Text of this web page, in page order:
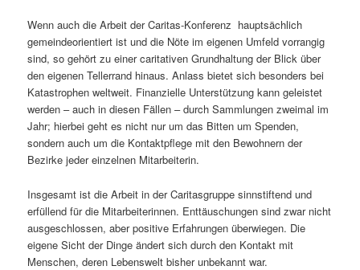
Wenn auch die Arbeit der Caritas-Konferenz hauptsächlich
gemeindeorientiert ist und die Nöte im eigenen Umfeld vorrangig
sind, so gehört zu einer caritativen Grundhaltung der Blick über
den eigenen Tellerrand hinaus. Anlass bietet sich besonders bei
Katastrophen weltweit. Finanzielle Unterstützung kann geleistet
werden – auch in diesen Fällen – durch Sammlungen zweimal im
Jahr; hierbei geht es nicht nur um das Bitten um Spenden,
sondern auch um die Kontaktpflege mit den Bewohnern der
Bezirke jeder einzelnen Mitarbeiterin.
Insgesamt ist die Arbeit in der Caritasgruppe sinnstiftend und
erfüllend für die Mitarbeiterinnen. Enttäuschungen sind zwar nicht
ausgeschlossen, aber positive Erfahrungen überwiegen. Die
eigene Sicht der Dinge ändert sich durch den Kontakt mit
Menschen, deren Lebenswelt bisher unbekannt war.